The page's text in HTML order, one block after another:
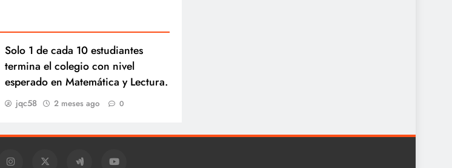
Solo 1 de cada 10 estudiantes
termina el colegio con nivel
esperado en Matemática y Lectura.
jqc58 2 meses ago 0